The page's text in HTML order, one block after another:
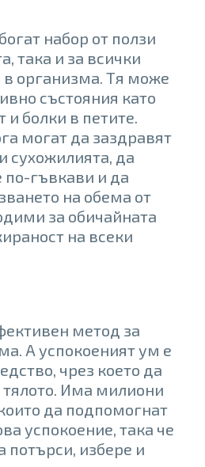
набор от ползи
така и за всички
в организма. Тя може
състояния като
болки в петите.
могат да заздравят
сухожилията, да
по-гъвкави и да
на обема от
за обичайната
на всеки
метод за
А успокоеният ум е
чрез което да
тялото. Има милиони
да подпомогнат
успокоение, така че
потърси, избере и